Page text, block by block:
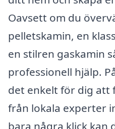
Oavsett om du
pelletskamin, en
en stilren gaskamin
professionell hjälp.
det enkelt för dig att
från lokala experter
bara några klick kan